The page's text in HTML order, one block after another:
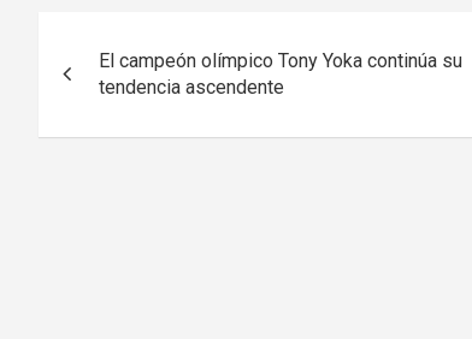
de
entradas
El campeón olímpico Tony Yoka continúa su
tendencia ascendente